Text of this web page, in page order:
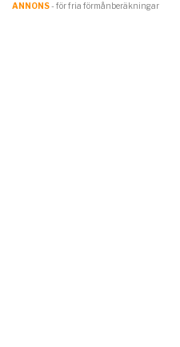
ANNONS- för fria förmånberäkningar